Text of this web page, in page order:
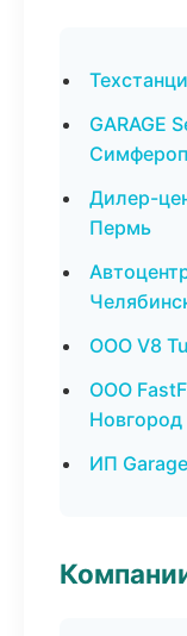
GARAGE
Дилер-
Пермь
ООО V8
ООО
Новгород
ИП